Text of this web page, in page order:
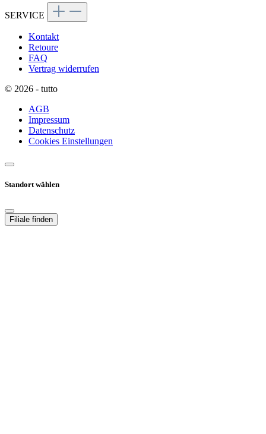
SERVICE
Kontakt
Retoure
FAQ
Vertrag widerrufen
© 2026 - tutto
AGB
Impressum
Datenschutz
Cookies Einstellungen
Standort wählen
Filiale finden